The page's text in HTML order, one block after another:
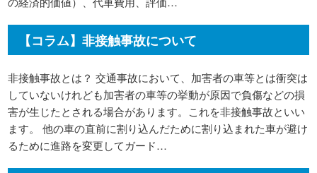
【コラム】非接触事故について
非接触事故とは？ 交通事故において、加害者の車等とは衝突は
していないけれども加害者の車等の挙動が原因で負傷などの損
害が生じたとされる場合があります。これを非接触事故といい
ます。 他の車の直前に割り込んだために割り込まれた車が避け
るために進路を変更してガード…